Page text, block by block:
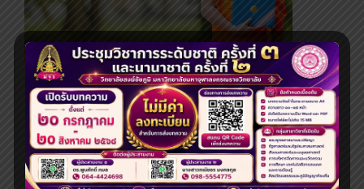
ระดับปริญญาโท
ระบบสารสนเทศและบริการออนไลน์